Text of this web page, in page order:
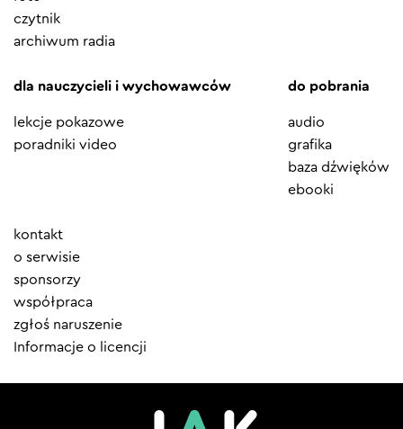
czytnik
archiwum radia
dla nauczycieli i wychowawców
lekcje pokazowe
poradniki video
do pobrania
audio
grafika
baza dźwięków
ebooki
Element
menu
kontakt
o serwisie
sponsorzy
współpraca
zgłoś naruszenie
Informacje o licencji